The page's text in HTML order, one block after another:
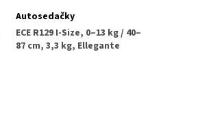
Autosedačky
ECE R129 I-Size, 0–13 kg / 40–
87 cm, 3,3 kg, Ellegante